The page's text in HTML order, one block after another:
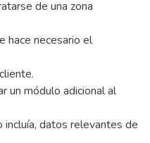
de una zona
hace necesario el
un módulo adicional al
datos relevantes de